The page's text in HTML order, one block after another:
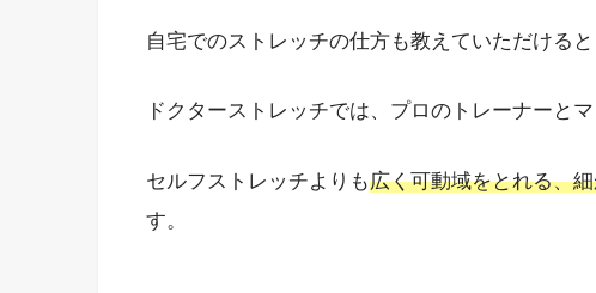
自宅でのストレッチの仕方も教えていただけると
ドクターストレッチでは、プロのトレーナーと
セルフストレッチよりも広く可動域をとれる、
す。